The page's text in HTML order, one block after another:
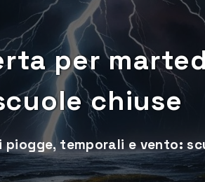
per
chiuse
temporali e vento: